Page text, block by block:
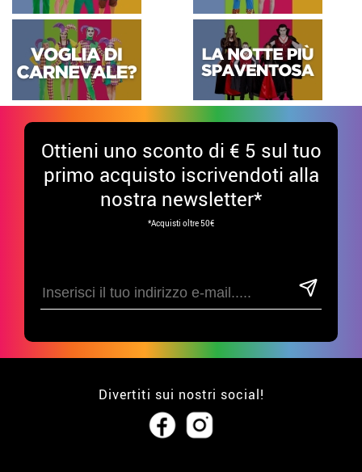
Ottieni uno sconto di € 5 sul tuo
primo acquisto iscrivendoti alla
nostra newsletter*
*Acquisti oltre 50€
Divertiti sui nostri social!